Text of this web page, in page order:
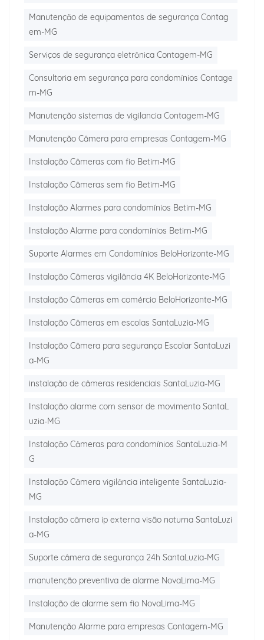
Manutenção de equipamentos de segurança Contag
em-MG
Serviços de segurança eletrônica Contagem-MG
Consultoria em segurança para condomínios Contage
m-MG
Manutenção sistemas de vigilancia Contagem-MG
Manutenção Câmera para empresas Contagem-MG
Instalação Câmeras com fio Betim-MG
Instalação Câmeras sem fio Betim-MG
Instalação Alarmes para condomínios Betim-MG
Instalação Alarme para condomínios Betim-MG
Suporte Alarmes em Condomínios BeloHorizonte-MG
Instalação Câmeras vigilância 4K BeloHorizonte-MG
Instalação Câmeras em comércio BeloHorizonte-MG
Instalação Câmeras em escolas SantaLuzia-MG
Instalação Câmera para segurança Escolar SantaLuzi
a-MG
instalação de câmeras residenciais SantaLuzia-MG
Instalação alarme com sensor de movimento SantaL
uzia-MG
Instalação Câmeras para condomínios SantaLuzia-M
G
Instalação Câmera vigilância inteligente SantaLuzia-
MG
Instalação câmera ip externa visão noturna SantaLuzi
a-MG
Suporte câmera de segurança 24h SantaLuzia-MG
manutenção preventiva de alarme NovaLima-MG
Instalação de alarme sem fio NovaLima-MG
Manutenção Alarme para empresas Contagem-MG